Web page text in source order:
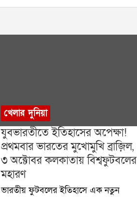
খেলার দুনিয়া
যুবভারতীতে ইতিহাসের অপেক্ষা!
প্রথমবার ভারতের মুখোমুখি ব্রাজ়িল,
৩ অক্টোবর কলকাতায় বিশ্বফুটবলের
মহারণ
ভারতীয় ফুটবলের ইতিহাসে এক নতুন